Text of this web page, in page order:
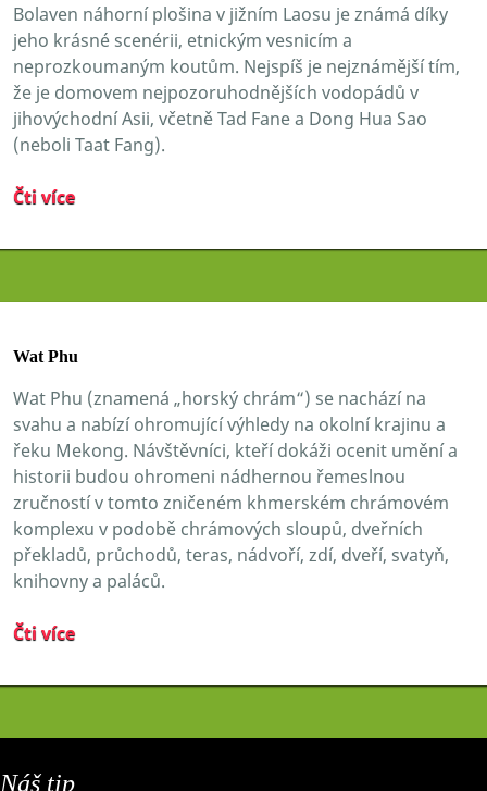
Bolaven náhorní plošina v jižním Laosu je známá díky
jeho krásné scenérii, etnickým vesnicím a
neprozkoumaným koutům. Nejspíš je nejznámější tím,
že je domovem nejpozoruhodnějších vodopádů v
jihovýchodní Asii, včetně Tad Fane a Dong Hua Sao
(neboli Taat Fang).
Čti více
Wat Phu
Wat Phu (znamená „horský chrám“) se nachází na
svahu a nabízí ohromující výhledy na okolní krajinu a
řeku Mekong. Návštěvníci, kteří dokáži ocenit umění a
historii budou ohromeni nádhernou řemeslnou
zručností v tomto zničeném khmerském chrámovém
komplexu v podobě chrámových sloupů, dveřních
překladů, průchodů, teras, nádvoří, zdí, dveří, svatyň,
knihovny a paláců.
Čti více
Náš tip